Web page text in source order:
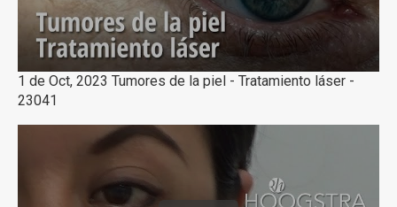
1 de Oct, 2023 Tumores de la piel - Tratamiento láser -
23041